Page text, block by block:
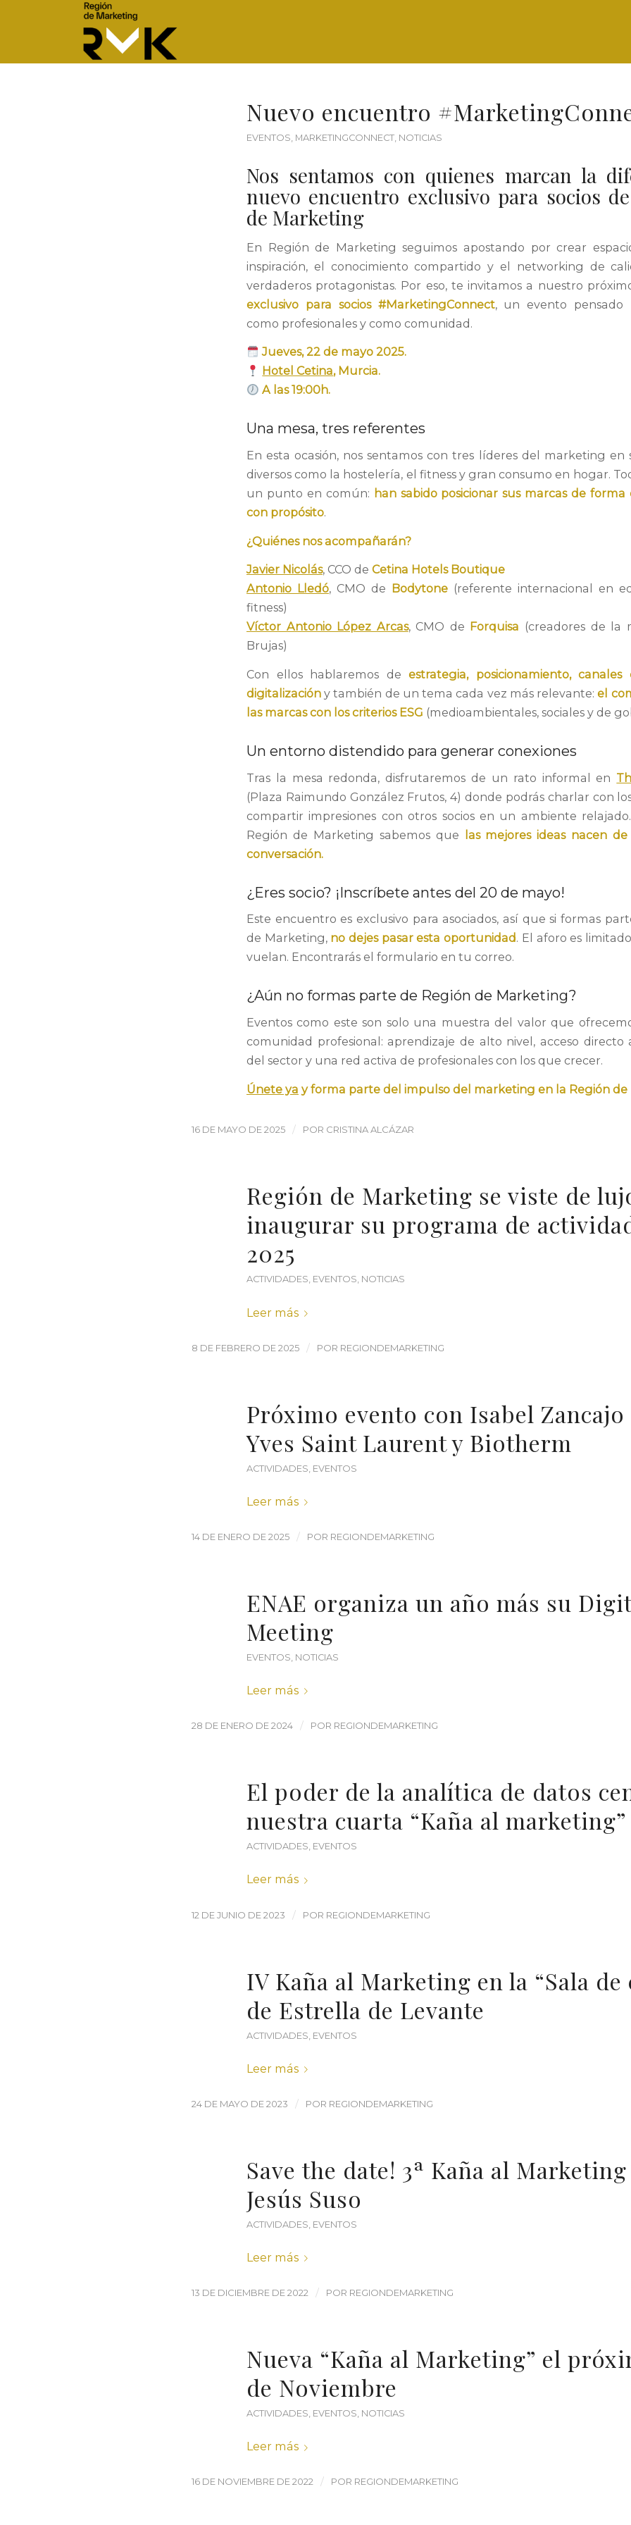
Nuevo encuentro
EVENTOS, MARKETINGCONNECT, NOTICIAS
Nos sentamos con quienes marcan la
nuevo encuentro exclusivo para socios
de Marketing
En Región de Marketing seguimos apostando por crear
inspiración, el conocimiento compartido y el networking de
verdaderos protagonistas. Por eso, te invitamos a nuestro
exclusivo para socios #MarketingConnect, un evento pensado
como profesionales y como comunidad.
Jueves, 22 de mayo 2025.
Hotel Cetina,Murcia.
A las 19:00h.
Una mesa, tres referentes
En esta ocasión, nos sentamos con tres líderes del marketing en
diversos como la hostelería, el fitness y gran consumo en hogar.
un punto en común: han sabido posicionar sus marcas de
con propósito.
¿Quiénes nos acompañarán?
Javier Nicolás, CCO de Cetina Hotels Boutique
Antonio Lledó, CMO de Bodytone(referente internacional en
fitness)
Víctor Antonio López Arcas,CMO de Forquisa (creadores de la
Brujas)
Con ellos hablaremos deestrategia, posicionamiento, canales
digitalizacióny también de un tema cada vez más relevante:el
las marcas con los criterios ESG (medioambientales, sociales y de
Un entorno distendido para generar conexiones
Tras la mesa redonda, disfrutaremos de un rato informal en
(Plaza Raimundo González Frutos, 4) donde podrás charlar con
compartir impresiones con otros socios en un ambiente
Región de Marketing sabemos que las mejores ideas nacen
conversación.
¿Eres socio? ¡Inscríbete antes del 20 de mayo!
Este encuentro es exclusivo para asociados, así que si formas
de Marketing, no dejes pasar esta oportunidad. El aforo es
vuelan. Encontrarás el formulario en tu correo.
¿Aún no formas parte de Región de Marketing?
Eventos como este son solo una muestra del valor que
comunidad profesional: aprendizaje de alto nivel, acceso directo
del sector y una red activa de profesionales con los que crecer.
Únete ya y forma parte del impulso del marketing en la Región de
16 DE MAYO DE 2025 / POR CRISTINA ALCÁZAR
Región de Marketing se viste de
inaugurar su programa de
2025
ACTIVIDADES, EVENTOS, NOTICIAS
Leer más
8 DE FEBRERO DE 2025 / POR REGIONDEMARKETING
Próximo evento con Isabel Zancajo
Yves Saint Laurent y Biotherm
ACTIVIDADES EVENTOS
Leer más
14 DE ENERO DE 2025 / POR REGIONDEMARKETING
ENAE organiza un año más su
Meeting
EVENTOS NOTICIAS
Leer más
28 DE ENERO DE 2024 / POR REGIONDEMARKETING
El poder de la analítica de datos
nuestra cuarta “Kaña al marketing”
ACTIVIDADES, EVENTOS
Leer más
12 DE JUNIO DE 2023 / POR REGIONDEMARKETING
IV Kaña al Marketing en la “Sala de
de Estrella de Levante
ACTIVIDADES EVENTOS
Leer más
24 DE MAYO DE 2023 / POR REGIONDEMARKETING
Save the date! 3ª Kaña al
Jesús Suso
ACTIVIDADES EVENTOS
Leer más
13 DE DICIEMBRE DE 2022 / POR REGIONDEMARKETING
Nueva “Kaña al Marketing” el
de Noviembre
ACTIVIDADES, EVENTOS, NOTICIAS
Leer más
16 DE NOVIEMBRE DE 2022 / POR REGIONDEMARKETING